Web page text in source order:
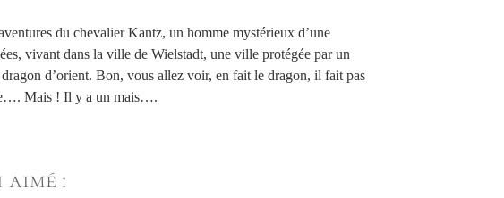
du chevalier Kantz, un homme mystérieux d’une
vivant dans la ville de Wielstadt, une ville protégée par un
d’orient. Bon, vous allez voir, en fait le dragon, il fait pas
Mais ! Il y a un mais….
aimé :